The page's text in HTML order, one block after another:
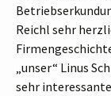
Reichl sehr
„unser“ Linus
sehr